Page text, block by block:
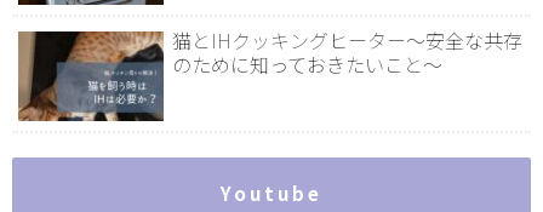
猫とIHクッキングヒーター～安全な共存
のために知っておきたいこと～
Youtube